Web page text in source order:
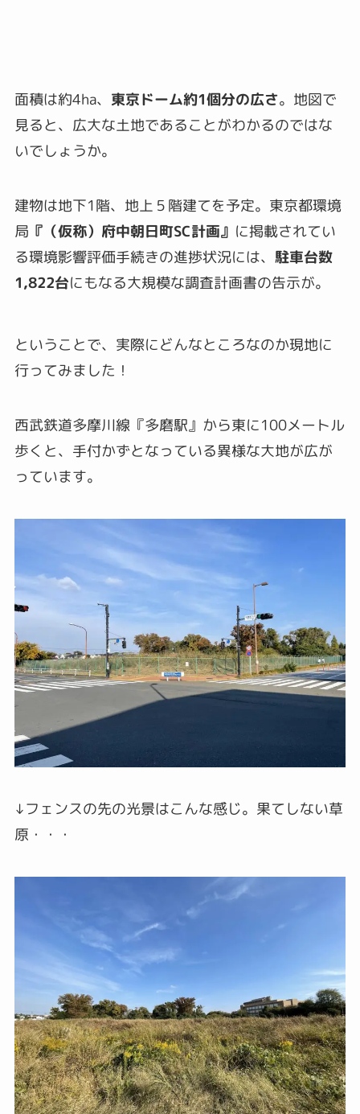
面積は約4ha、 東京ドーム約1個分の広さ。地図で
見ると、広大な土地であることがわかるのではな
いでしょうか。
建物は地下1階、地上５階建てを予定。東京都環境
局 『（仮称）府中朝日町SC計画』 に掲載されてい
る環境影響評価手続きの進捗状況には、 駐車台数
1,822台にもなる大規模な調査計画書の告示が。
ということで、実際にどんなところなのか現地に
行ってみました！
西武鉄道多摩川線『多磨駅』から東に100メートル
歩くと、手付かずとなっている異様な大地が広が
っています。
↓フェンスの先の光景はこんな感じ。果てしない草
原・・・